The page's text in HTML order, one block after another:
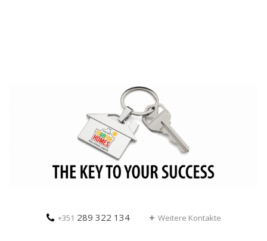
+351 289 322 134 Weitere Kontakte